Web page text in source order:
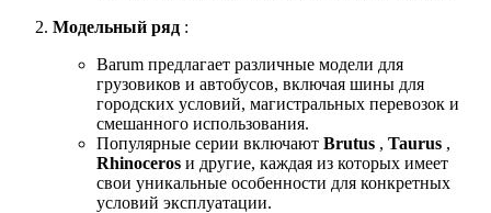
Модельный ряд :
Barum предлагает различные модели для
грузовиков и автобусов, включая шины для
городских условий, магистральных перевозок и
смешанного использования.
Популярные серии включают Brutus , Taurus ,
Rhinoceros и другие, каждая из которых имеет
свои уникальные особенности для конкретных
условий эксплуатации.